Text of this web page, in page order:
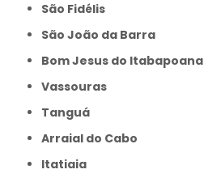
São Fidélis
São João da Barra
Bom Jesus do Itabapoana
Vassouras
Tanguá
Arraial do Cabo
Itatiaia